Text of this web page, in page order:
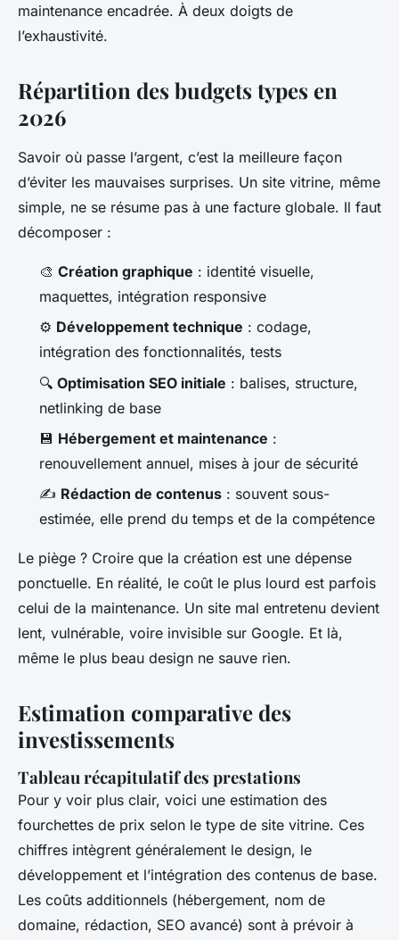
maintenance encadrée. À deux doigts de
l’exhaustivité.
Répartition des budgets types en
2026
Savoir où passe l’argent, c’est la meilleure façon
d’éviter les mauvaises surprises. Un site vitrine, même
simple, ne se résume pas à une facture globale. Il faut
décomposer :
🎨 Création graphique : identité visuelle,
maquettes, intégration responsive
⚙️ Développement technique : codage,
intégration des fonctionnalités, tests
🔍 Optimisation SEO initiale : balises, structure,
netlinking de base
💾 Hébergement et maintenance :
renouvellement annuel, mises à jour de sécurité
✍️ Rédaction de contenus : souvent sous-
estimée, elle prend du temps et de la compétence
Le piège ? Croire que la création est une dépense
ponctuelle. En réalité, le coût le plus lourd est parfois
celui de la maintenance. Un site mal entretenu devient
lent, vulnérable, voire invisible sur Google. Et là,
même le plus beau design ne sauve rien.
Estimation comparative des
investissements
Tableau récapitulatif des prestations
Pour y voir plus clair, voici une estimation des
fourchettes de prix selon le type de site vitrine. Ces
chiffres intègrent généralement le design, le
développement et l’intégration des contenus de base.
Les coûts additionnels (hébergement, nom de
domaine, rédaction, SEO avancé) sont à prévoir à